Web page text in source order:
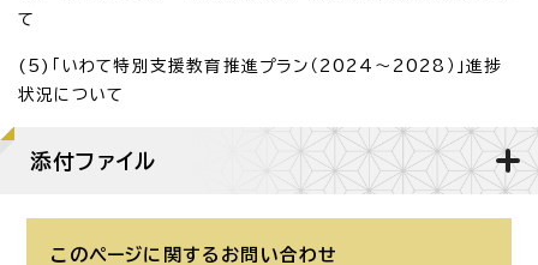
て
(5)「いわて特別支援教育推進プラン（2024～2028）」進捗
状況について
添付ファイル
このページに関する お問い合わせ